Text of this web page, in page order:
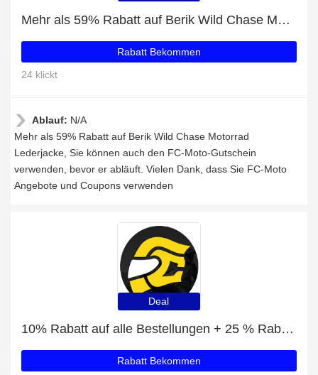
Mehr als 59% Rabatt auf Berik Wild Chase Motorrad Lederjacke
Rabatt Bekommen
24 klickt
Ablauf: N/A
Mehr als 59% Rabatt auf Berik Wild Chase Motorrad
Lederjacke, Sie können auch den FC-Moto-Gutschein
verwenden, bevor er abläuft. Vielen Dank, dass Sie FC-Moto
Angebote und Coupons verwenden
Deal
10% Rabatt auf alle Bestellungen + 25 % Rabatt auf Berik Zoldar Motorradhandschuhe
Rabatt Bekommen